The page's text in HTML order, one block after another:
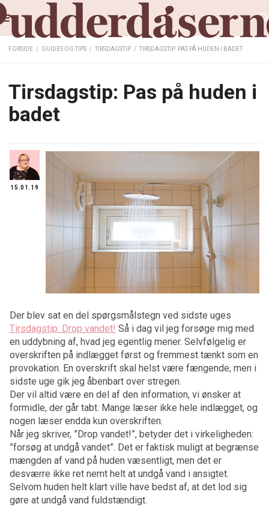
FORSIDE / GUIDES OG TIPS / TIRSDAGSTIP / TIRSDAGSTIP: PAS PÅ HUDEN I BADET
Tirsdagstip: Pas på huden i
badet
15.01.19
Der blev sat en del spørgsmålstegn ved sidste uges
Tirsdagstip: Drop vandet! Så i dag vil jeg forsøge mig med
en uddybning af, hvad jeg egentlig mener. Selvfølgelig er
overskriften på indlægget først og fremmest tænkt som en
provokation. En overskrift skal helst være fængende, men i
sidste uge gik jeg åbenbart over stregen.
Der vil altid være en del af den information, vi ønsker at
formidle, der går tabt. Mange læser ikke hele indlægget, og
nogen læser endda kun overskriften.
Når jeg skriver, ”Drop vandet!”, betyder det i virkeligheden:
”forsøg at undgå vandet”. Det er faktisk muligt at begrænse
mængden af vand på huden væsentligt, men det er
desværre ikke ret nemt helt at undgå vand i ansigtet.
Selvom huden helt klart ville have bedst af, at det lod sig
gøre at undgå vand fuldstændigt.